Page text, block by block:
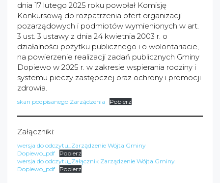
dnia 17 lutego 2025 roku powołał Komisję
Konkursową do rozpatrzenia ofert organizacji
pozarządowych i podmiotów wymienionych w art.
3 ust. 3 ustawy z dnia 24 kwietnia 2003 r. o
działalności pożytku publicznego i o wolontariacie,
na powierzenie realizacji zadań publicznych Gminy
Dopiewo w 2025 r. w zakresie wspierania rodziny i
systemu pieczy zastępczej oraz ochrony i promocji
zdrowia.
skan podpisanego Zarządzenia Pobierz
Załączniki:
wersja do odczytu_Zarządzenie Wójta Gminy
Dopiewo_pdf
Pobierz
wersja do odczytu_Załącznik Zarządzenie Wójta Gminy
Dopiewo_pdf
Pobierz